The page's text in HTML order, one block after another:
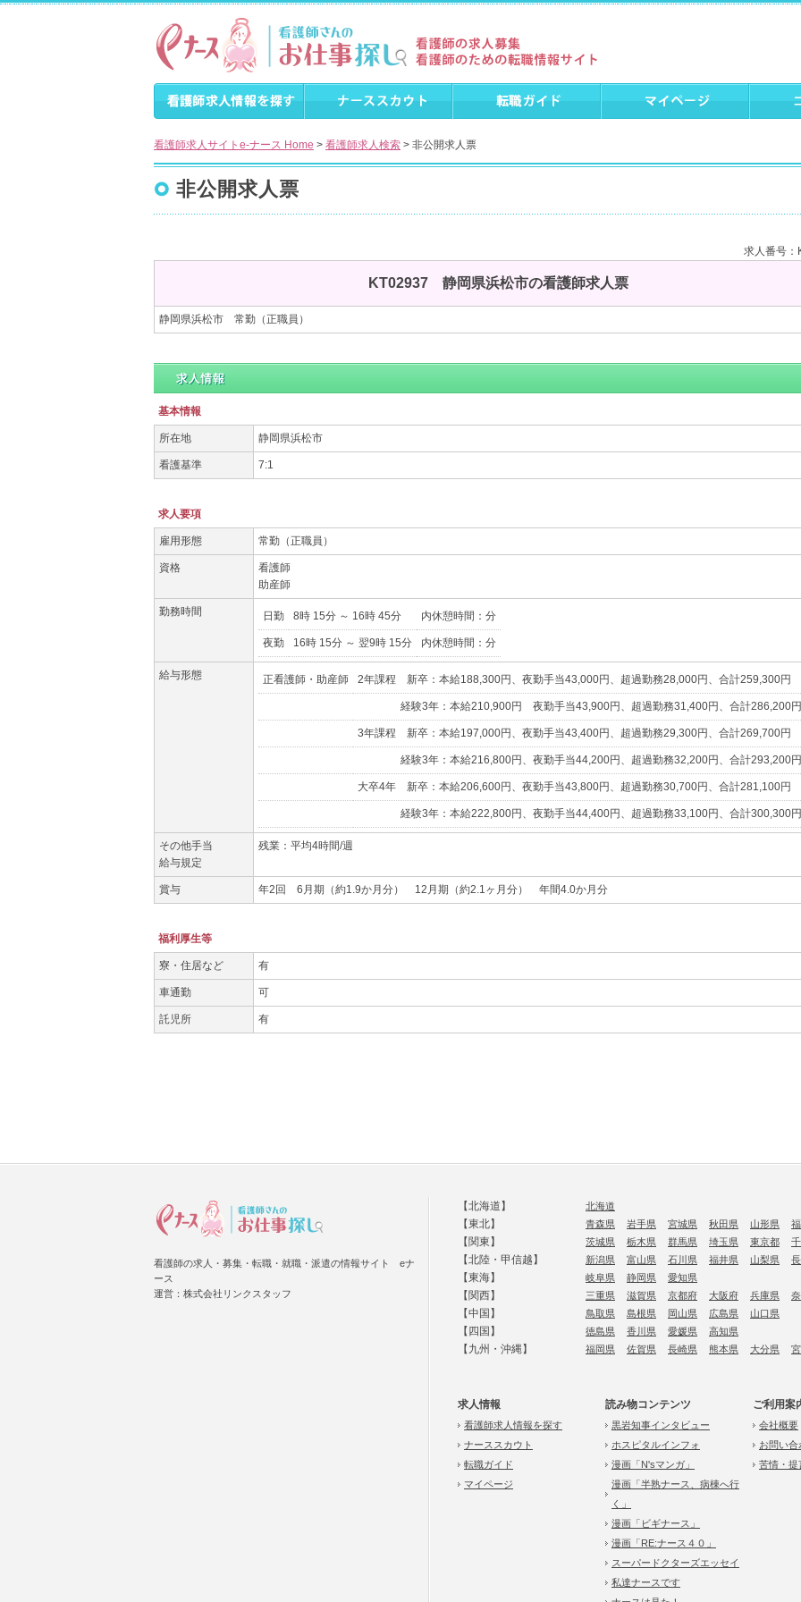
看護師求人サイトe-ナース Home > 看護師求人検索 > 非公開求人票
非公開求人票
求人番号：
KT02937 静岡県浜松市の看護師求人票
静岡県浜松市 常勤（正職員）
基本情報
所在地 静岡県浜松市
看護基準 7:1
求人要項
雇用形態 常勤（正職員）
資格
看護師
助産師
勤務時間 日勤 8時 15分 ～ 16時 45分 内休憩時間：分
夜勤 16時 15分 ～ 翌9時 15分 内休憩時間：分
給与形態 正看護師・助産師 2年課程 新卒：本給188,300円、夜勤手当43,000円、超過勤務28,000円、合計259,300円
経験3年：本給210,900円 夜勤手当43,900円、超過勤務31,400円、合計286,200円
3年課程 新卒：本給197,000円、夜勤手当43,400円、超過勤務29,300円、合計269,700円
経験3年：本給216,800円、夜勤手当44,200円、超過勤務32,200円、合計293,200円
大卒4年 新卒：本給206,600円、夜勤手当43,800円、超過勤務30,700円、合計281,100円
経験3年：本給222,800円、夜勤手当44,400円、超過勤務33,100円、合計300,300円
その他手当
給与規定
残業：平均4時間/週
賞与 年2回 6月期（約1.9か月分） 12月期（約2.1ヶ月分） 年間4.0か月分
福利厚生等
寮・住居など 有
車通勤 可
託児所 有
看護師の求人・募集・転職・就職・派遣の情報サイト eナ
ース
運営：株式会社リンクスタッフ
【北海道】 北海道
【東北】 青森県 岩手県 宮城県 秋田県 山形県
【関東】 茨城県 栃木県 群馬県 埼玉県 東京都
【北陸・甲信越】 新潟県 富山県 石川県 福井県 山梨県
【東海】 岐阜県 静岡県 愛知県
【関西】 三重県 滋賀県 京都府 大阪府 兵庫県
【中国】 鳥取県 島根県 岡山県 広島県 山口県
【四国】 徳島県 香川県 愛媛県 高知県
【九州・沖縄】 福岡県 佐賀県 長崎県 熊本県 大分県
求人情報
看護師求人情報を探す
ナーススカウト
転職ガイド
マイページ
読み物コンテンツ
黒岩知事インタビュー
ホスピタルインフォ
漫画「N'sマンガ」
漫画「半熟ナース、病棟へ行
く」
漫画「ビギナース」
漫画「RE:ナース４０」
スーパードクターズエッセイ
私達ナースです
ご利用案
会社概要
お問い合
苦情・提